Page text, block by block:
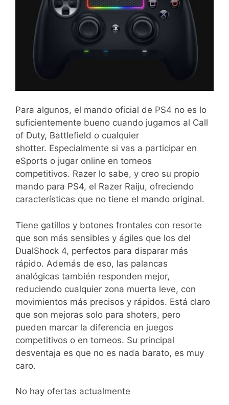
Para algunos, el mando oficial de PS4 no es lo
suficientemente bueno cuando jugamos al Call
of Duty, Battlefield o cualquier
shotter. Especialmente si vas a participar en
eSports o jugar online en torneos
competitivos. Razer lo sabe, y creo su propio
mando para PS4, el Razer Raiju, ofreciendo
características que no tiene el mando original.
Tiene gatillos y botones frontales con resorte
que son más sensibles y ágiles que los del
DualShock 4, perfectos para disparar más
rápido. Además de eso, las palancas
analógicas también responden mejor,
reduciendo cualquier zona muerta leve, con
movimientos más precisos y rápidos. Está claro
que son mejoras solo para shoters, pero
pueden marcar la diferencia en juegos
competitivos o en torneos. Su principal
desventaja es que no es nada barato, es muy
caro.
No hay ofertas actualmente